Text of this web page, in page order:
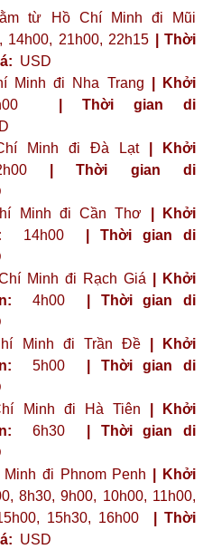
từ Hồ Chí Minh đi Mũi
14h00, 21h00, 22h15
| Thời
USD
Minh đi Nha Trang
| Khởi
| Thời gian di
Minh đi Đà Lạt
| Khởi
| Thời gian di
Minh đi Cần Thơ
| Khởi
14h00
| Thời gian di
Minh đi Rạch Giá
| Khởi
4h00
| Thời gian di
Minh đi Trần Đề
| Khởi
5h00
| Thời gian di
Minh đi Hà Tiên
| Khởi
6h30
| Thời gian di
đi Phnom Penh
| Khởi
8h30, 9h00, 10h00, 11h00,
15h30, 16h00
| Thời
USD